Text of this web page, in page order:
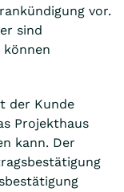
vor.
sind
der Kunde
Projekthaus
kann. Der